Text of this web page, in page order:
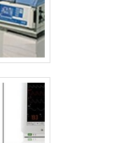
toda
todo o
cada